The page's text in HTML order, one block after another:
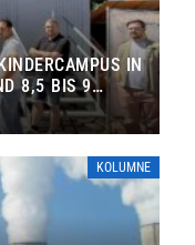
IN
8,5 BIS 9
KOLUMNE